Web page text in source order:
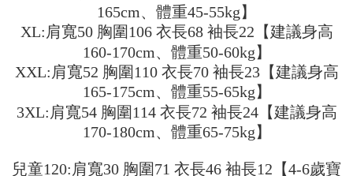
合、注文は自動的にキャンセルされます。「転専審査」に未通過の状況が
発生した場合は、システムの評価基準に達していないことを意味し、評価
内容についての説明はいたしかねます。
【支払い方法の説明】
1. 分割払いの金額は電信請求書に統合されず、「OP Pay Later」は毎月の
締め日後に支払いリマインダーのSMSを送信します。
2. SMSのリンクを通じて請求書を開いた後、「コンビニバーコード／台湾
大直営店舗／銀行振込／街口支払い／iPASS MONEY」などのチャネルで
4.ご注文が完了すると、携帯に支払い通知のSMSが届きます。アプリ会員
の場合は、AFTEE アプリプッシュ通知が届きます。
5.商品受け取り時のお支払いは不要です。商品を確かめてから、SMSまた
はアプリの通知に従って、4大コンビニ、またはATM/オンラインバンキン
グでお支払いください。
代金納付期限は最短で 14 日以内ですので、ご注意ください。AFTEE アプ
リをダウンロードして AFTEE 会員になるとお支払い期限を最長 45 日以内
まで延長できます。
お支払期限は、ショップが請求した期日と、AFTEEで延長できる日数をも
配送毎にNT$45
付款 後全家取貨
配送毎にNT$45
7-11取貨付款
配送毎にNT$45、NT$499以上で送料無料
付款 後7-11取貨
165cm、體重45-55kg】
XL:肩寬50 胸圍106 衣長68 袖長22【建議身高
160-170cm、體重50-60kg】
XXL:肩寬52 胸圍110 衣長70 袖長23【建議身高
165-175cm、體重55-65kg】
3XL:肩寬54 胸圍114 衣長72 袖長24【建議身高
170-180cm、體重65-75kg】
兒童120:肩寬30 胸圍71 衣長46 袖長12【4-6歲寶